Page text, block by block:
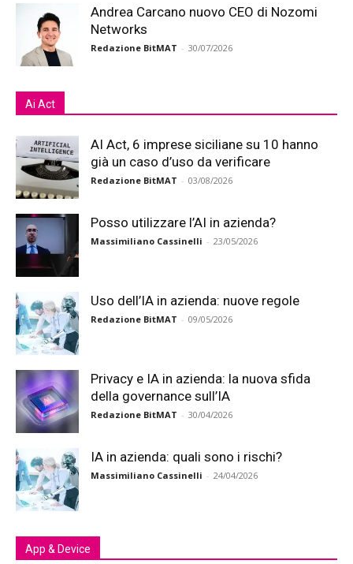
Andrea Carcano nuovo CEO di Nozomi
Networks
Redazione BitMAT - 30/07/2026
Ai Act
AI Act, 6 imprese siciliane su 10 hanno
già un caso d’uso da verificare
Redazione BitMAT - 03/08/2026
Posso utilizzare l’AI in azienda?
Massimiliano Cassinelli - 23/05/2026
Uso dell’IA in azienda: nuove regole
Redazione BitMAT - 09/05/2026
Privacy e IA in azienda: la nuova sfida
della governance sull’IA
Redazione BitMAT - 30/04/2026
IA in azienda: quali sono i rischi?
Massimiliano Cassinelli - 24/04/2026
App & Device